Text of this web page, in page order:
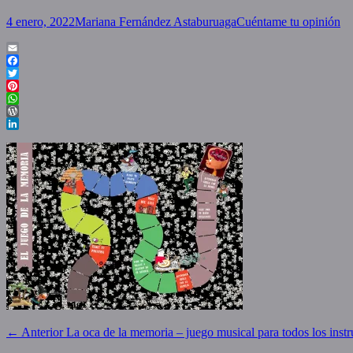
Posted
4 enero, 2022Author
Mariana Fernández AstaburuagaCuéntame tu opinión
Email
Facebook
Twitter
Pinterest
WhatsApp
WordPress
Navegación
← Anterior Entrada
La oca de la memoria – juego musical para todos los